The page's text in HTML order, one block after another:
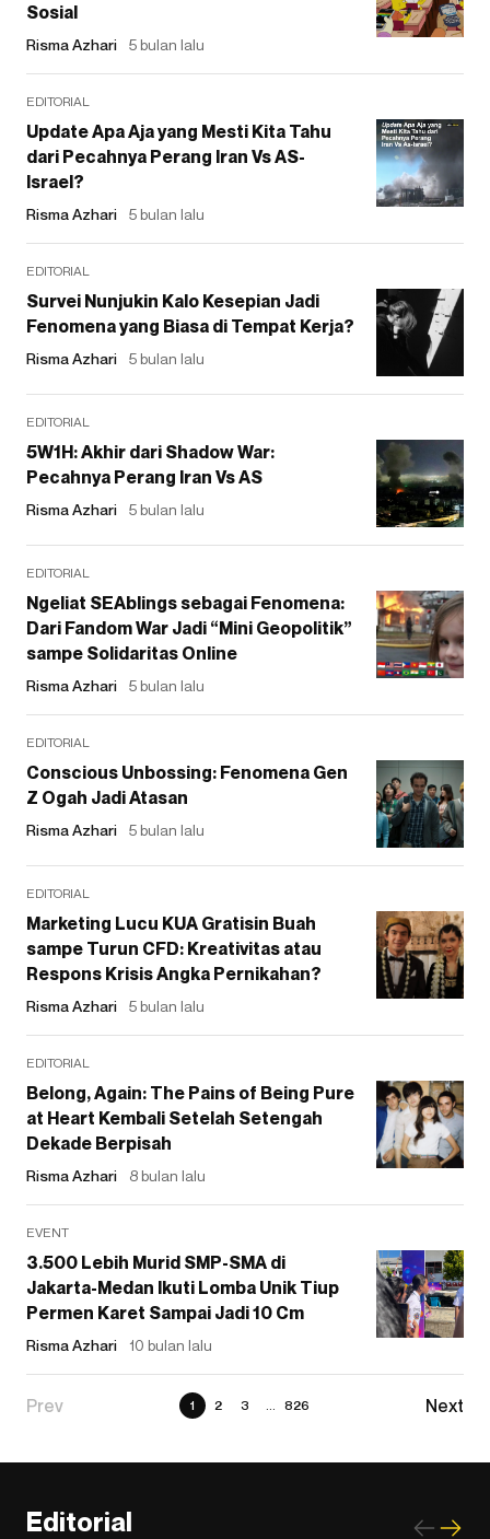
Sosial
Risma Azhari 5 bulan lalu
EDITORIAL
Update Apa Aja yang Mesti Kita Tahu
dari Pecahnya Perang Iran Vs AS-
Israel?
Risma Azhari 5 bulan lalu
EDITORIAL
Survei Nunjukin Kalo Kesepian Jadi
Fenomena yang Biasa di Tempat Kerja?
Risma Azhari 5 bulan lalu
EDITORIAL
5W1H: Akhir dari Shadow War:
Pecahnya Perang Iran Vs AS
Risma Azhari 5 bulan lalu
EDITORIAL
Ngeliat SEAblings sebagai Fenomena:
Dari Fandom War Jadi “Mini Geopolitik”
sampe Solidaritas Online
Risma Azhari 5 bulan lalu
EDITORIAL
Conscious Unbossing: Fenomena Gen
Z Ogah Jadi Atasan
Risma Azhari 5 bulan lalu
EDITORIAL
Marketing Lucu KUA Gratisin Buah
sampe Turun CFD: Kreativitas atau
Respons Krisis Angka Pernikahan?
Risma Azhari 5 bulan lalu
EDITORIAL
Belong, Again: The Pains of Being Pure
at Heart Kembali Setelah Setengah
Dekade Berpisah
Risma Azhari 8 bulan lalu
EVENT
3.500 Lebih Murid SMP-SMA di
Jakarta-Medan Ikuti Lomba Unik Tiup
Permen Karet Sampai Jadi 10 Cm
Risma Azhari 10 bulan lalu
1 2 3 ... 826
Editorial